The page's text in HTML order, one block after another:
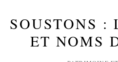
SOUSTONS :
ET NOMS